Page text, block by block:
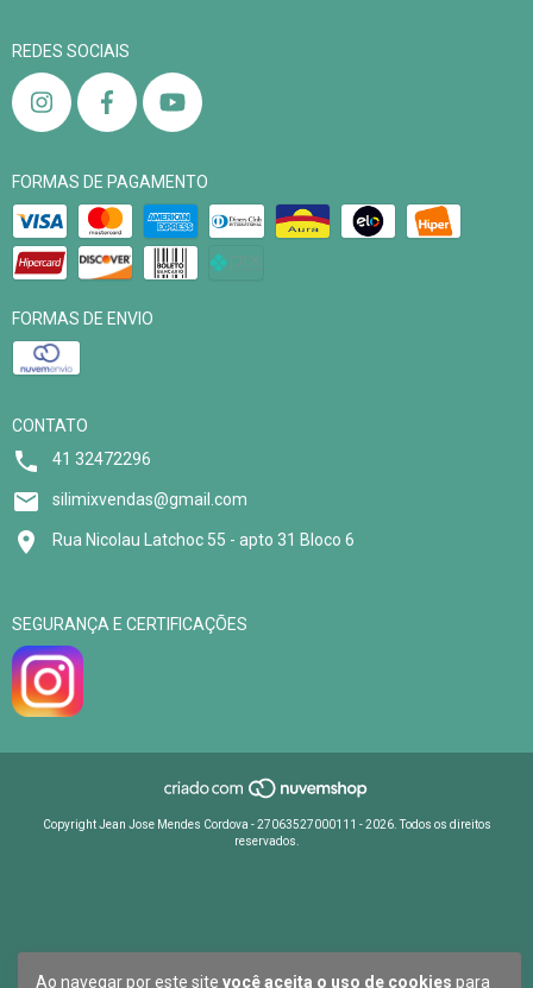
Ao navegar por este site você aceita o uso de cookies para
REDES SOCIAIS
FORMAS DE PAGAMENTO
FORMAS DE ENVIO
CONTATO
41 32472296
silimixvendas@gmail.com
Rua Nicolau Latchoc 55 - apto 31 Bloco 6
SEGURANÇA E CERTIFICAÇÕES
Copyright Jean Jose Mendes Cordova - 27063527000111 - 2026. Todos os direitos
reservados.